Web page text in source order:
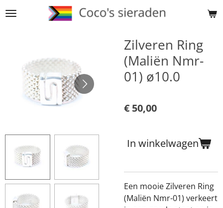
Ga
hoofdinhoud
Zilveren Ring
(Maliën Nmr-
01) ø10.0
€ 50,00
In winkelwagen
Een mooie Zilveren Ring
(Maliën Nmr-01) verkeert